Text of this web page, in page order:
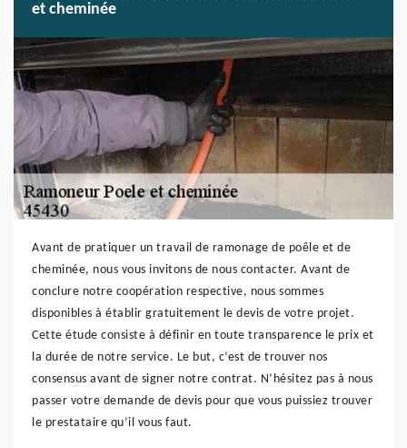
et cheminée
Avant de pratiquer un travail de ramonage de poêle et de
cheminée, nous vous invitons de nous contacter. Avant de
conclure notre coopération respective, nous sommes
disponibles à établir gratuitement le devis de votre projet.
Cette étude consiste à définir en toute transparence le prix et
la durée de notre service. Le but, c’est de trouver nos
consensus avant de signer notre contrat. N’hésitez pas à nous
passer votre demande de devis pour que vous puissiez trouver
le prestataire qu’il vous faut.